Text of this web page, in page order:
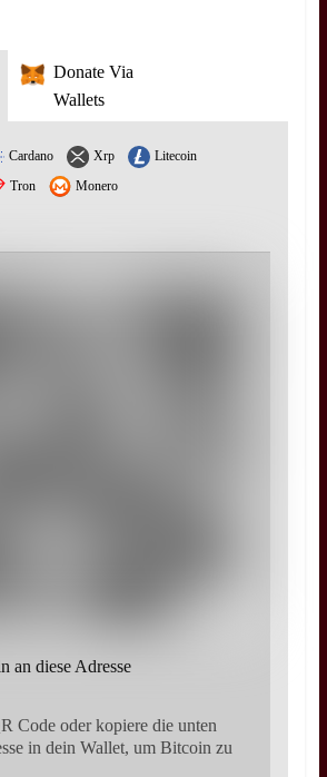
Donate Via
Wallets
Cardano Xrp
Litecoin
Tron Monero
an diese Adresse
Code oder kopiere die unten
in dein Wallet, um Bitcoin zu